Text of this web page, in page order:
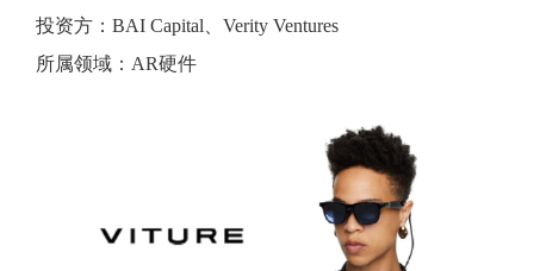
投资方：BAI Capital、Verity Ventures
所属领域：AR硬件